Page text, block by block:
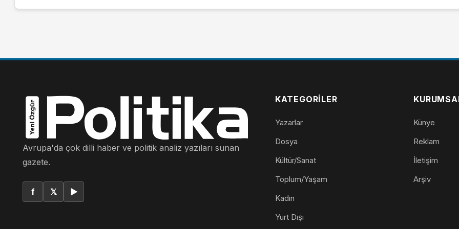
Avrupa'da çok dilli haber ve politik analiz yazıları sunan
gazete.
f 𝕏 ▶
KATEGORILER
Yazarlar
Dosya
Kültür/Sanat
Toplum/Yaşam
Kadın
Yurt Dışı
Künye
Reklam
İletişim
Arşiv